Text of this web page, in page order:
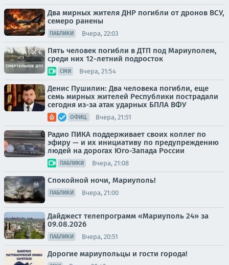
Два мирных жителя ДНР погибли от дронов ВСУ,
семеро ранены
ПАБЛИКИ Вчера, 22:03
Пять человек погибли в ДТП под Мариуполем,
среди них 12-летний подросток
СМИ Вчера, 21:54
Денис Пушилин: Два человека погибли, еще
семь мирных жителей Республики пострадали
сегодня из-за атак ударных БПЛА ВФУ
ОФИЦ. Вчера, 21:51
Радио ПИКА поддерживает своих коллег по
эфиру — и их инициативу по предупреждению
людей на дорогах Юго-Запада России
ПАБЛИКИ Вчера, 21:08
Спокойной ночи, Мариуполь!
ПАБЛИКИ Вчера, 21:00
Дайджест телепрограмм «Мариуполь 24» за
09.08.2026
ПАБЛИКИ Вчера, 20:51
Дорогие мариупольцы и гости города!